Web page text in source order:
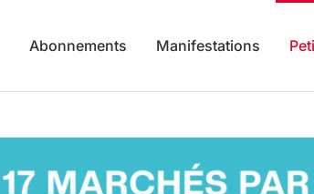
Abonnements Manifestations